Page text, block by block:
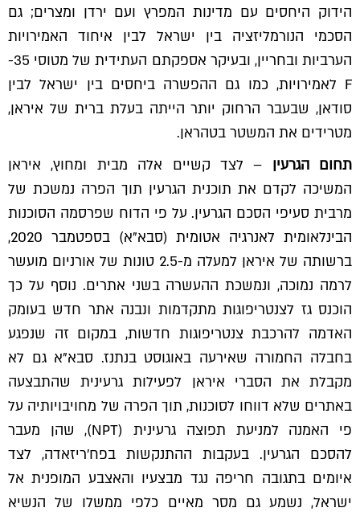
הידוק היחסים עם מדינות המפרץ ועם ירדן ומצרים; גם
הסכמי הנורמליזציה בין ישראל לבין איחוד האמירויות
הערביות ובחריין, ובעיקר אספקתם העתידית של מטוסי 35-
F לאמירויות, כמו גם ההפשרה ביחסים בין ישראל לבין
סודאן, שבעבר הרחוק יותר הייתה בעלת ברית של איראן,
מטרידים את המשטר בטהראן.
תחום הגרעין – לצד קשיים אלה מבית ומחוץ, איראן
המשיכה לקדם את תוכנית הגרעין תוך הפרה נמשכת של
מרבית סעיפי הסכם הגרעין. על פי הדוח שפרסמה הסוכנות
הבינלאומית לאנרגיה אטומית (סבא"א) בספטמבר 2020,
ברשותה של איראן למעלה מ-2.5 טונות של אורניום מועשר
לרמה נמוכה, ונמשכת ההעשרה בשני אתרים. נוסף על כך
הוכנס גז לצנטריפוגות מתקדמות ונבנה אתר חדש בעומק
האדמה להרכבת צנטריפוגות חדשות, במקום זה שנפגע
בחבלה החמורה שאירעה באוגוסט בנתנז. סבא"א גם לא
מקבלת את הסברי איראן לפעילות גרעינית שהתבצעה
באתרים שלא דווחו לסוכנות, תוך הפרה של מחויבויותיה על
פי האמנה למניעת תפוצה גרעינית (NPT), שהן מעבר
להסכם הגרעין. בעקבות ההתנקשות בפח'ריזאדה, לצד
איומים בתגובה חריפה נגד מבצעיו והאצבע המופנית אל
ישראל, נשמע גם מסר מאיים כלפי ממשלו של הנשיא